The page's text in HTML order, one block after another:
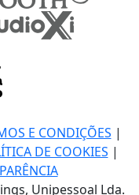
E CONDIÇÕES |
DE COOKIES |
Unipessoal Lda.